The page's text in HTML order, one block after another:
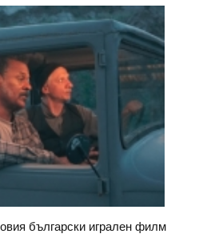
български игрален филм